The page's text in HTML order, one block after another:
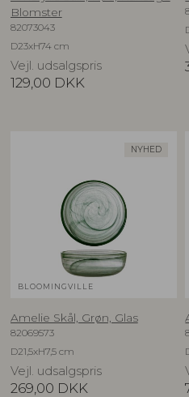
Blomster
82073043
D23xH74 cm
Vejl. udsalgspris
129,00 DKK
NYHED
BLOOMINGVILLE
Amelie Skål, Grøn, Glas
82069573
D21,5xH7,5 cm
Vejl. udsalgspris
269,00 DKK